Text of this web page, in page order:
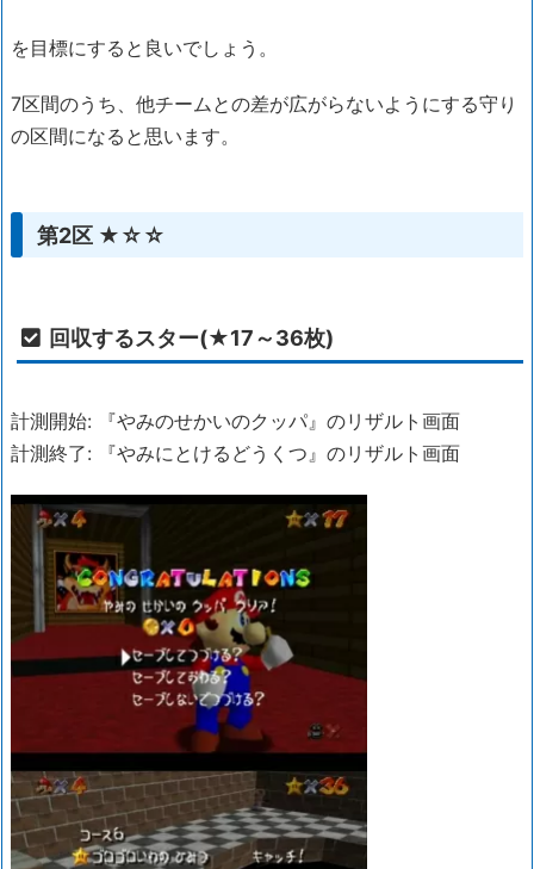
を目標にすると良いでしょう。
7区間のうち、他チームとの差が広がらないようにする守り
の区間になると思います。
第2区 ★☆☆
回収するスター(★17～36枚)
計測開始: 『やみのせかいのクッパ』のリザルト画面
計測終了: 『やみにとけるどうくつ』のリザルト画面